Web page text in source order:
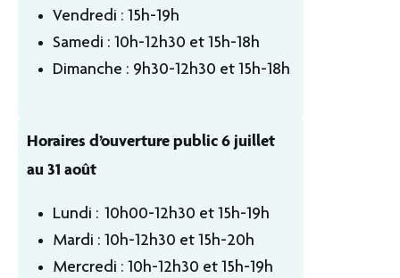
Vendredi : 15h-19h
Samedi : 10h-12h30 et 15h-18h
Dimanche : 9h30-12h30 et 15h-18h
Horaires d’ouverture public 6 juillet
au 31 août
Lundi : 10h00-12h30 et 15h-19h
Mardi : 10h-12h30 et 15h-20h
Mercredi : 10h-12h30 et 15h-19h